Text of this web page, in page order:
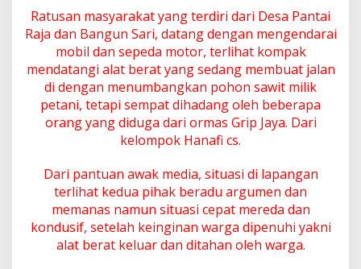
a
P
a
n
a
i
R
a
d
a
n
B
n
Ratusan masyarakat yang terdiri dari Desa Pantai
Raja dan Bangun Sari, datang dengan mengendarai
mobil dan sepeda motor, terlihat kompak
mendatangi alat berat yang sedang membuat jalan
di dengan menumbangkan pohon sawit milik
petani, tetapi sempat dihadang oleh beberapa
orang yang diduga dari ormas Grip Jaya. Dari
kelompok Hanafi cs.
Dari pantuan awak media, situasi di lapangan
terlihat kedua pihak beradu argumen dan
memanas namun situasi cepat mereda dan
kondusif, setelah keinginan warga dipenuhi yakni
alat berat keluar dan ditahan oleh warga.